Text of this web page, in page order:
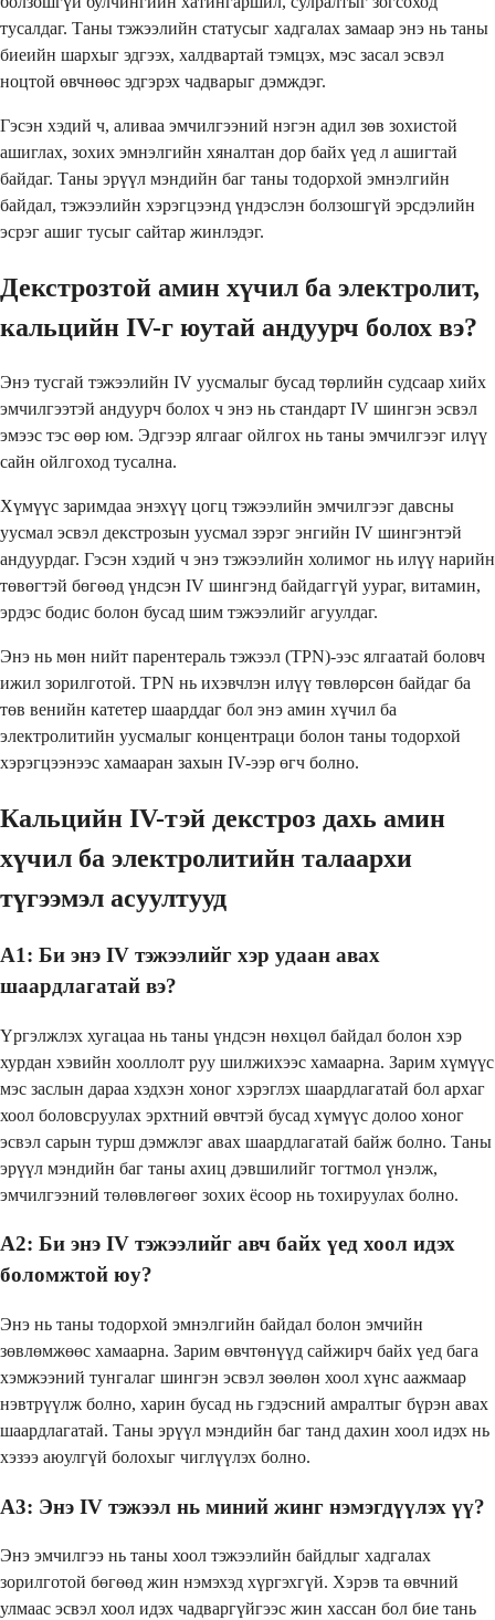
тусалдаг. Таны тэжээлийн статусыг хадгалах замаар энэ нь таны
биеийн шархыг эдгээх, халдвартай тэмцэх, мэс засал эсвэл
ноцтой өвчнөөс эдгэрэх чадварыг дэмждэг.
Гэсэн хэдий ч, аливаа эмчилгээний нэгэн адил зөв зохистой
ашиглах, зохих эмнэлгийн хяналтан дор байх үед л ашигтай
байдаг. Таны эрүүл мэндийн баг таны тодорхой эмнэлгийн
байдал, тэжээлийн хэрэгцээнд үндэслэн болзошгүй эрсдэлийн
эсрэг ашиг тусыг сайтар жинлэдэг.
Декстрозтой амин хүчил ба электролит,
кальцийн IV-г юутай андуурч болох вэ?
Энэ тусгай тэжээлийн IV уусмалыг бусад төрлийн судсаар хийх
эмчилгээтэй андуурч болох ч энэ нь стандарт IV шингэн эсвэл
эмээс тэс өөр юм. Эдгээр ялгааг ойлгох нь таны эмчилгээг илүү
сайн ойлгоход тусална.
Хүмүүс заримдаа энэхүү цогц тэжээлийн эмчилгээг давсны
уусмал эсвэл декстрозын уусмал зэрэг энгийн IV шингэнтэй
андуурдаг. Гэсэн хэдий ч энэ тэжээлийн холимог нь илүү нарийн
төвөгтэй бөгөөд үндсэн IV шингэнд байдаггүй уураг, витамин,
эрдэс бодис болон бусад шим тэжээлийг агуулдаг.
Энэ нь мөн нийт парентераль тэжээл (TPN)-ээс ялгаатай боловч
ижил зорилготой. TPN нь ихэвчлэн илүү төвлөрсөн байдаг ба
төв венийн катетер шаарддаг бол энэ амин хүчил ба
электролитийн уусмалыг концентраци болон таны тодорхой
хэрэгцээнээс хамааран захын IV-ээр өгч болно.
Кальцийн IV-тэй декстроз дахь амин
хүчил ба электролитийн талаархи
түгээмэл асуултууд
А1: Би энэ IV тэжээлийг хэр удаан авах
шаардлагатай вэ?
Үргэлжлэх хугацаа нь таны үндсэн нөхцөл байдал болон хэр
хурдан хэвийн хооллолт руу шилжихээс хамаарна. Зарим хүмүүс
мэс заслын дараа хэдхэн хоног хэрэглэх шаардлагатай бол архаг
хоол боловсруулах эрхтний өвчтэй бусад хүмүүс долоо хоног
эсвэл сарын турш дэмжлэг авах шаардлагатай байж болно. Таны
эрүүл мэндийн баг таны ахиц дэвшилийг тогтмол үнэлж,
эмчилгээний төлөвлөгөөг зохих ёсоор нь тохируулах болно.
А2: Би энэ IV тэжээлийг авч байх үед хоол идэх
боломжтой юу?
Энэ нь таны тодорхой эмнэлгийн байдал болон эмчийн
зөвлөмжөөс хамаарна. Зарим өвчтөнүүд сайжирч байх үед бага
хэмжээний тунгалаг шингэн эсвэл зөөлөн хоол хүнс аажмаар
нэвтрүүлж болно, харин бусад нь гэдэсний амралтыг бүрэн авах
шаардлагатай. Таны эрүүл мэндийн баг танд дахин хоол идэх нь
хэзээ аюулгүй болохыг чиглүүлэх болно.
А3: Энэ IV тэжээл нь миний жинг нэмэгдүүлэх үү?
Энэ эмчилгээ нь таны хоол тэжээлийн байдлыг хадгалах
зорилготой бөгөөд жин нэмэхэд хүргэхгүй. Хэрэв та өвчний
улмаас эсвэл хоол идэх чадваргүйгээс жин хассан бол бие тань